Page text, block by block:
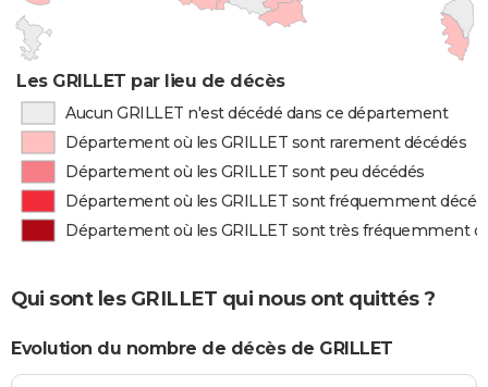
Les GRILLET par lieu de décès
Aucun GRILLET n'est décédé dans ce département
Département où les GRILLET sont rarement décédés
Département où les GRILLET sont peu décédés
Département où les GRILLET sont fréquemment
Département où les GRILLET sont très fréquemment
Qui sont les GRILLET qui nous ont quittés ?
Evolution du nombre de décès de GRILLET